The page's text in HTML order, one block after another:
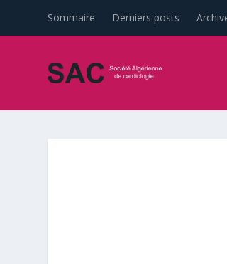
Sommaire Derniers posts